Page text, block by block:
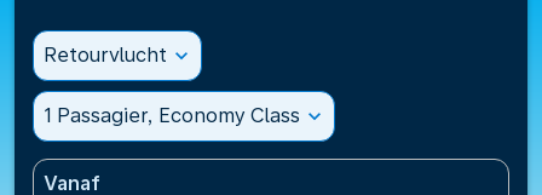
Retourvlucht expand_more
1 Passagier, Economy Class expand_more
Vanaf